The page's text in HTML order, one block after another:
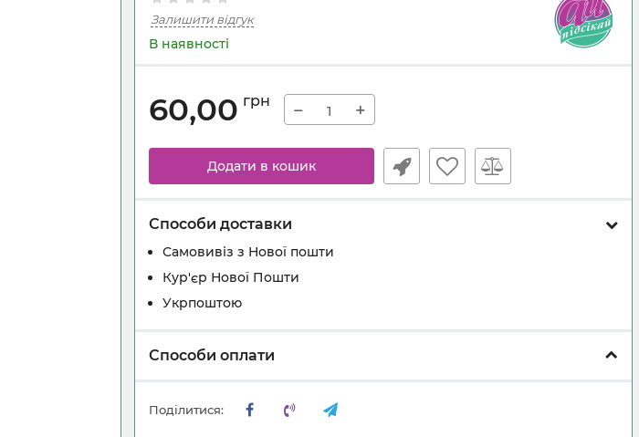
Залишити відгук
В наявності
60,00 грн − +
Додати в кошик
Способи доставки
Самовивіз з Нової пошти
Кур'єр Нової Пошти
Укрпоштою
Способи оплати
Поділитися: